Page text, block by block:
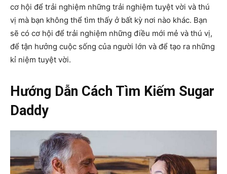
cơ hội để trải nghiệm những trải nghiệm tuyệt vời và thú
vị mà bạn không thể tìm thấy ở bất kỳ nơi nào khác. Bạn
sẽ có cơ hội để trải nghiệm những điều mới mẻ và thú vị,
để tận hưởng cuộc sống của người lớn và để tạo ra những
kỉ niệm tuyệt vời.
Hướng Dẫn Cách Tìm Kiếm Sugar
Daddy